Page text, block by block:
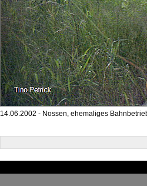
14.06.2002 - Nossen, ehemaliges